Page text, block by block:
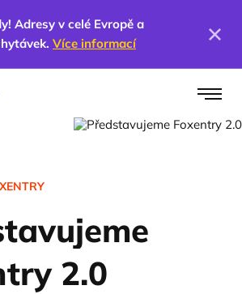
Adresy v celé Evropě a
Více informací
2.0